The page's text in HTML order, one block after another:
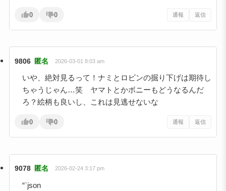
0 0 通報 返信
9806 匿名 2026-03-01 8:03 am
いや、絶対見るって！ナミとロビンの掘り下げは期待し
ちゃうじゃん…笑 ヤマトとかボニーもどうなるんだ
ろ？絵柄も良いし、これは見逃せないな
0 0 通報 返信
9078 匿名 2026-02-24 3:17 pm
“`json